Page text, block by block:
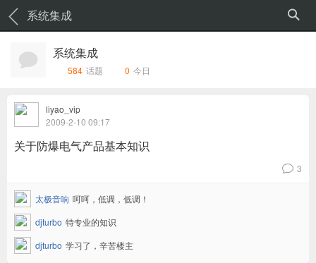
系统集成
系统集成
584 话题 0 今日
liyao_vip
2009-2-10 09:17
关于防爆电气产品基本知识
v 3
太极音响 呵呵，低调，低调！
djturbo 特专业的知识
djturbo 学习了，辛苦楼主